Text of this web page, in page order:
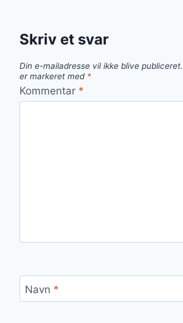
Skriv et svar
Din e-mailadresse vil ikke blive publiceret.
er markeret med *
Kommentar *
Navn *